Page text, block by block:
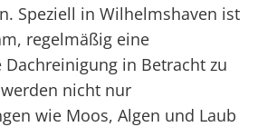
Speziell in Wilhelmshaven ist
regelmäßig eine
in Betracht zu
nicht nur
wie Moos, Algen und Laub